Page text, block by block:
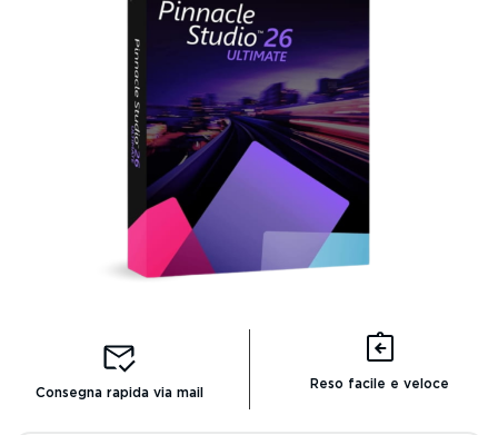
Consegna rapida via mail
Reso facile e veloce